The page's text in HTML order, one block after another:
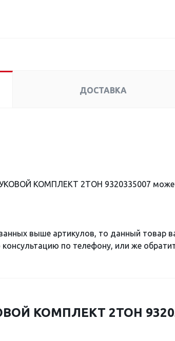
ДОСТАВКА
КОМПЛЕКТ 2ТОН 9320335007
выше артикулов, то данный товар
по телефону, или же
КОМПЛЕКТ 2ТОН